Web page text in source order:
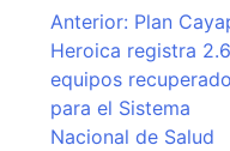
Navegación
de
entradas
Anterior: Plan
Heroica registra
equipos
para el Sistema
Nacional de Salud